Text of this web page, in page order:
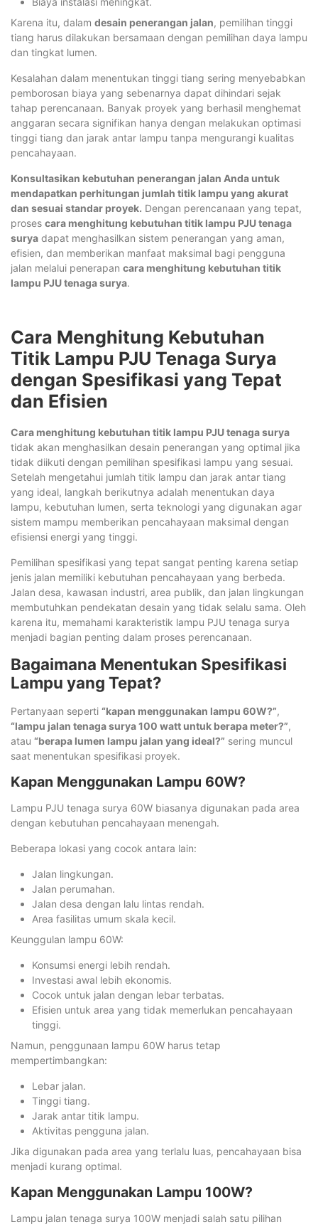
Karena itu, dalam desain penerangan jalan, pemilihan tinggi
tiang harus dilakukan bersamaan dengan pemilihan daya lampu
dan tingkat lumen.
Kesalahan dalam menentukan tinggi tiang sering menyebabkan
pemborosan biaya yang sebenarnya dapat dihindari sejak
tahap perencanaan. Banyak proyek yang berhasil menghemat
anggaran secara signifikan hanya dengan melakukan optimasi
tinggi tiang dan jarak antar lampu tanpa mengurangi kualitas
pencahayaan.
Konsultasikan kebutuhan penerangan jalan Anda untuk
mendapatkan perhitungan jumlah titik lampu yang akurat
dan sesuai standar proyek. Dengan perencanaan yang tepat,
proses cara menghitung kebutuhan titik lampu PJU tenaga
surya dapat menghasilkan sistem penerangan yang aman,
efisien, dan memberikan manfaat maksimal bagi pengguna
jalan melalui penerapan cara menghitung kebutuhan titik
lampu PJU tenaga surya.
Cara Menghitung Kebutuhan
Titik Lampu PJU Tenaga Surya
dengan Spesifikasi yang Tepat
dan Efisien
Cara menghitung kebutuhan titik lampu PJU tenaga surya
tidak akan menghasilkan desain penerangan yang optimal jika
tidak diikuti dengan pemilihan spesifikasi lampu yang sesuai.
Setelah mengetahui jumlah titik lampu dan jarak antar tiang
yang ideal, langkah berikutnya adalah menentukan daya
lampu, kebutuhan lumen, serta teknologi yang digunakan agar
sistem mampu memberikan pencahayaan maksimal dengan
efisiensi energi yang tinggi.
Pemilihan spesifikasi yang tepat sangat penting karena setiap
jenis jalan memiliki kebutuhan pencahayaan yang berbeda.
Jalan desa, kawasan industri, area publik, dan jalan lingkungan
membutuhkan pendekatan desain yang tidak selalu sama. Oleh
karena itu, memahami karakteristik lampu PJU tenaga surya
menjadi bagian penting dalam proses perencanaan.
Bagaimana Menentukan Spesifikasi
Lampu yang Tepat?
Pertanyaan seperti “kapan menggunakan lampu 60W?”,
“lampu jalan tenaga surya 100 watt untuk berapa meter?”,
atau “berapa lumen lampu jalan yang ideal?” sering muncul
saat menentukan spesifikasi proyek.
Kapan Menggunakan Lampu 60W?
Lampu PJU tenaga surya 60W biasanya digunakan pada area
dengan kebutuhan pencahayaan menengah.
Beberapa lokasi yang cocok antara lain:
Jalan lingkungan.
Jalan perumahan.
Jalan desa dengan lalu lintas rendah.
Area fasilitas umum skala kecil.
Keunggulan lampu 60W:
Konsumsi energi lebih rendah.
Investasi awal lebih ekonomis.
Cocok untuk jalan dengan lebar terbatas.
Efisien untuk area yang tidak memerlukan pencahayaan
tinggi.
Namun, penggunaan lampu 60W harus tetap
mempertimbangkan:
Lebar jalan.
Tinggi tiang.
Jarak antar titik lampu.
Aktivitas pengguna jalan.
Jika digunakan pada area yang terlalu luas, pencahayaan bisa
menjadi kurang optimal.
Kapan Menggunakan Lampu 100W?
Lampu jalan tenaga surya 100W menjadi salah satu pilihan